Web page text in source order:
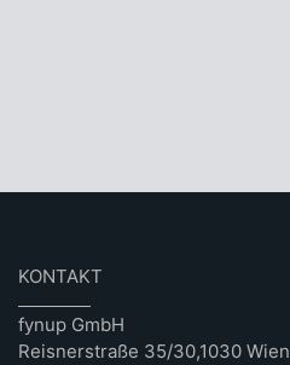
KONTAKT
fynup GmbH
Reisnerstraße 35/30,1030 Wien